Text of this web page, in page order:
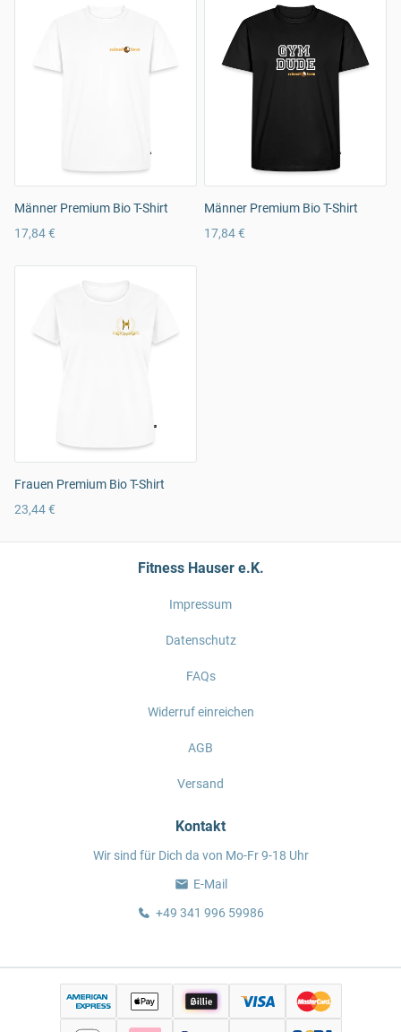
Männer Premium Bio T-Shirt
17,84 €
Männer Premium Bio T-Shirt
17,84 €
Frauen Premium Bio T-Shirt
23,44 €
Fitness Hauser e.K.
Impressum
Datenschutz
FAQs
Widerruf einreichen
AGB
Versand
Kontakt
Wir sind für Dich da von Mo-Fr 9-18 Uhr
E-Mail
+49 341 996 59986